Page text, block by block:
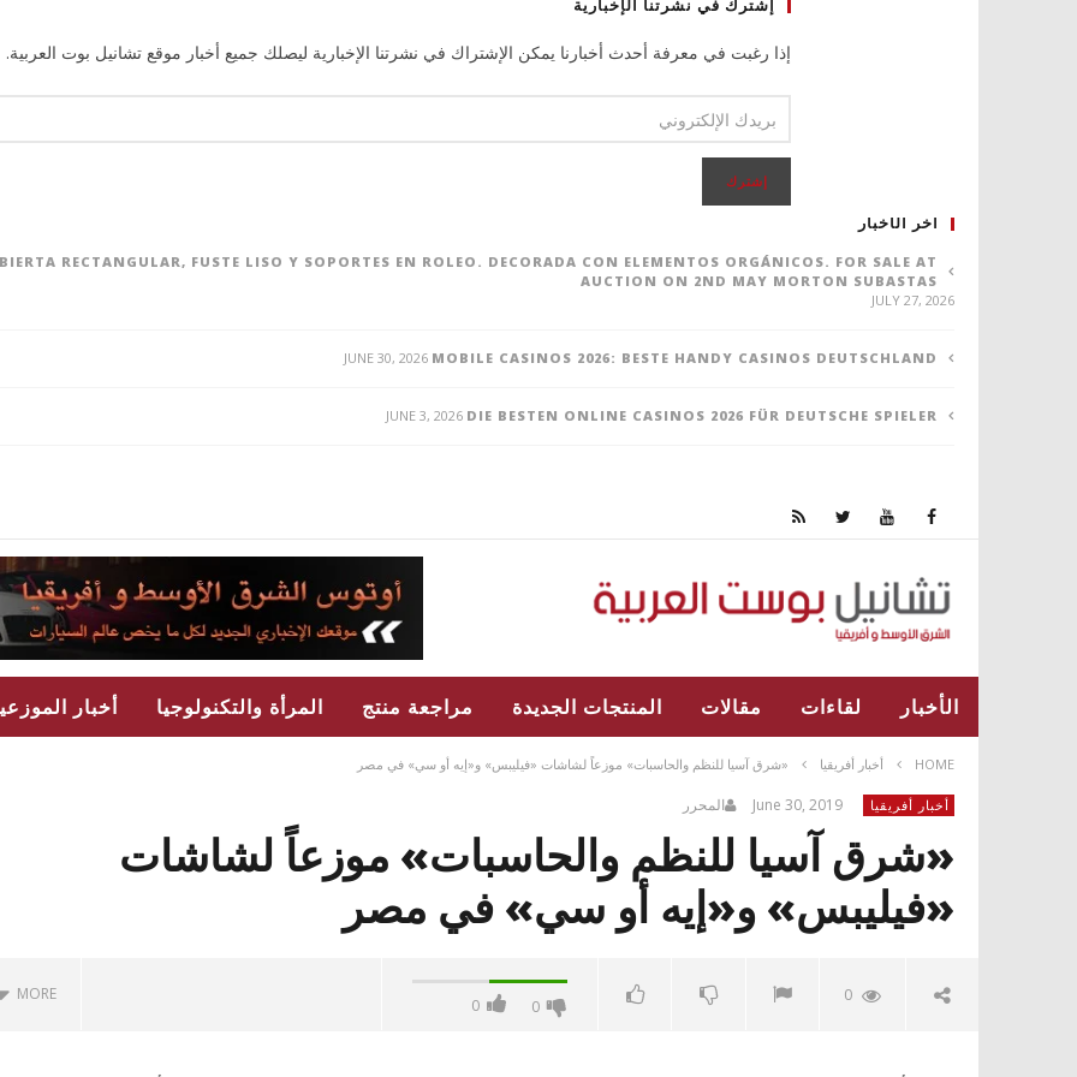
إشترك في نشرتنا الإخبارية
إذا رغبت في معرفة أحدث أخبارنا يمكن الإشتراك في نشرتنا الإخبارية ليصلك جميع أخبار موقع تشانيل بوت
اخر الأخبار
RECTANGULAR, FUSTE LISO Y SOPORTES EN ROLEO. DECORADA CON ELEMENTOS ORGÁNICOS. FOR SALE AT
AUCTION ON 2ND MAY MORTON SUBASTAS
JULY 27, 2026
MOBILE CASINOS 2026: BESTE HANDY CASINOS DEUTSCHLAND
JUNE 30, 2026
DIE BESTEN ONLINE CASINOS 2026 FÜR DEUTSCHE SPIELER
JUNE 3, 2026
الأخبار لقاءات مقالات المنتجات الجديدة مراجعة منتج المرأة والتكنولوجيا أخبار
HOME أخبار أفريقيا «شرق آسيا للنظم والحاسبات» موزعاً لشاشات «فيليبس» و«إيه أو سي» في مصر
أخبار أفريقيا June 30, 2019 المحرر
«شرق آسيا للنظم والحاسبات» موزعاً لشاشات
«فيليبس» و«إيه أو سي» في مصر
0
0 0
MORE